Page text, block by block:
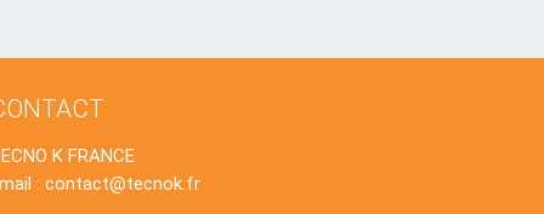
K FRANCE
: contact@tecnok.fr